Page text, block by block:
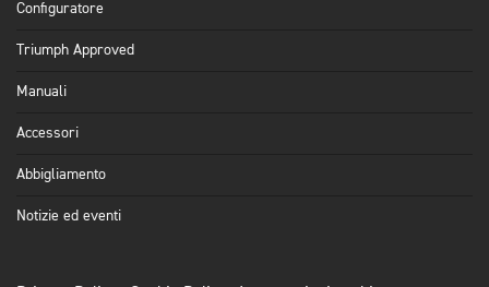
Configuratore
Triumph Approved
Manuali
Accessori
Abbigliamento
Notizie ed eventi